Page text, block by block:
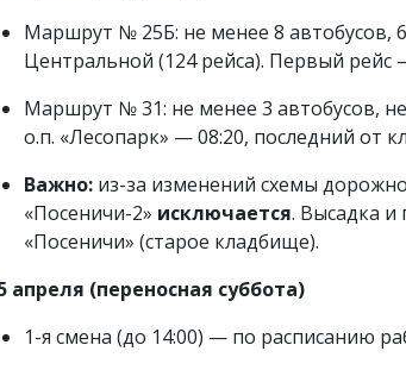
Маршрут № 25Б: не менее 8 автобусов,
Центральной (124 рейса). Первый рейс
Маршрут № 31: не менее 3 автобусов,
о.п. «Лесопарк» — 08:20, последний от
Важно: из-за изменений схемы
«Посеничи-2» исключается. Высадка и
«Посеничи» (старое кладбище).
апреля (переносная суббота)
1-я смена (до 14:00) — по расписанию